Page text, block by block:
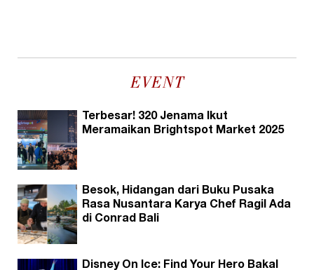
EVENT
Terbesar! 320 Jenama Ikut
Meramaikan Brightspot Market 2025
Besok, Hidangan dari Buku Pusaka
Rasa Nusantara Karya Chef Ragil Ada
di Conrad Bali
Disney On Ice: Find Your Hero Bakal